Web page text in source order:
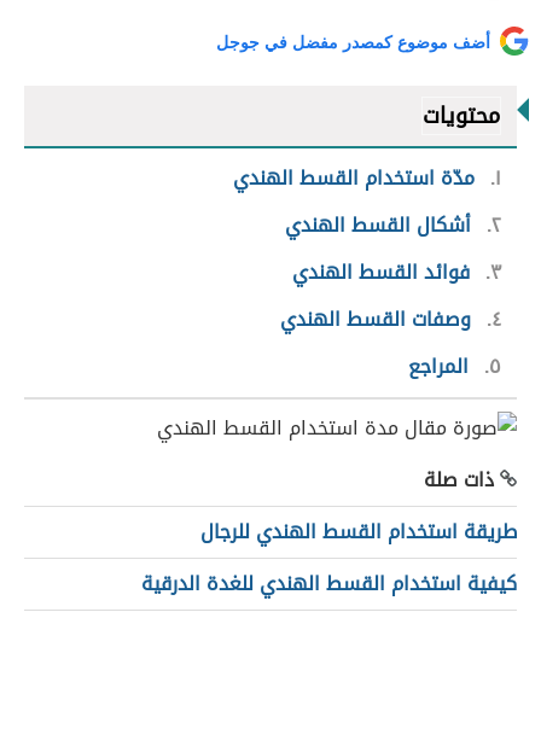
أضف موضوع كمصدر مفضل في جوجل
محتويات
١ مدّة استخدام القسط الهندي
٢ أشكال القسط الهندي
٣ فوائد القسط الهندي
٤ وصفات القسط الهندي
٥
المراجع
ذات صلة
طريقة استخدام القسط الهندي للرجال
كيفية استخدام القسط الهندي للغدة الدرقية